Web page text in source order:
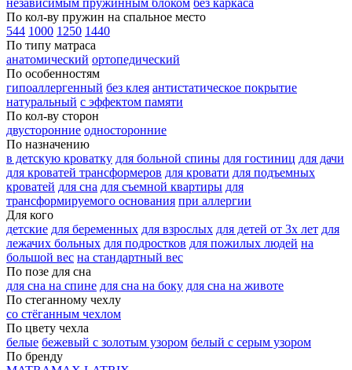
По кол-ву пружин на спальное место
544 1000 1250 1440
По типу матраса
анатомический ортопедический
По особенностям
гипоаллергенный без клея антистатическое покрытие
натуральный с эффектом памяти
По кол-ву сторон
двусторонние односторонние
По назначению
в детскую кроватку для больной спины для гостиниц для дачи
для кроватей трансформеров для кровати для подъемных
кроватей для сна для съемной квартиры для
трансформируемого основания при аллергии
Для кого
детские для беременных для взрослых для детей от 3х лет для
лежачих больных для подростков для пожилых людей на
большой вес на стандартный вес
По позе для сна
для сна на спине для сна на боку для сна на животе
По стеганному чехлу
со стёганным чехлом
По цвету чехла
белые бежевый с золотым узором белый с серым узором
По бренду